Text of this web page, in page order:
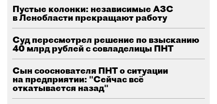
Пустые колонки: независимые АЗС
в Ленобласти прекращают работу
Суд пересмотрел решение по взысканию
40 млрд рублей с совладелицы ПНТ
Сын сооснователя ПНТ о ситуации
на предприятии: "Сейчас всё
откатывается назад"